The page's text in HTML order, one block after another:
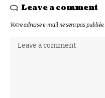
Leave a comment
Votre adresse e-mail ne sera pas publiée.